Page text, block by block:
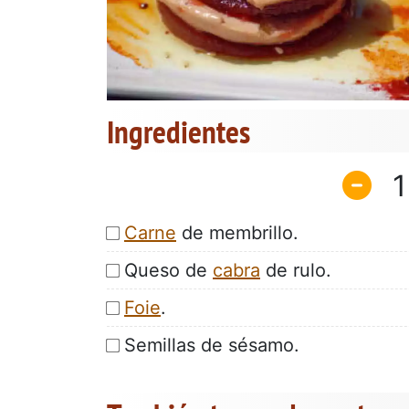
Ingredientes
1
Carne de membrillo.
Queso de cabra de rulo.
Foie.
Semillas de sésamo.